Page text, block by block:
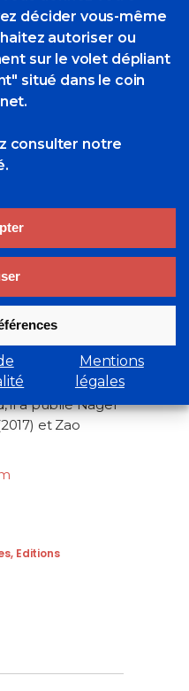
décider vous-même
autoriser ou
sur le volet dépliant
situé dans le coin
consulter notre
Mentions
légales
sa logique
à notre fragilité.
illuminent les
Sommes-
tentative,
scintillant
sa mémoire
qui ont
Il croque avec
personnages
lesquels on sent
un
et de ses
le peintre se
à l’emprise
il a publié Nager
et Zao
, Editions